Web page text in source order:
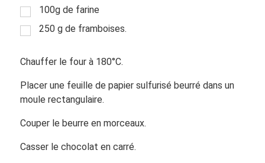
100g de farine
250 g de framboises.
Chauffer le four à 180°C.
Placer une feuille de papier sulfurisé beurré dans un
moule rectangulaire.
Couper le beurre en morceaux.
Casser le chocolat en carré.